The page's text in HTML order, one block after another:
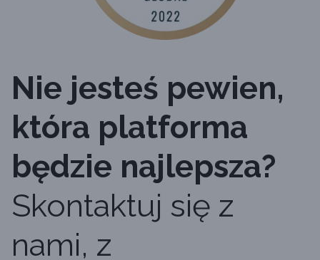
Nie jesteś pewien,
która platforma
będzie najlepsza?
Skontaktuj się z
nami, z